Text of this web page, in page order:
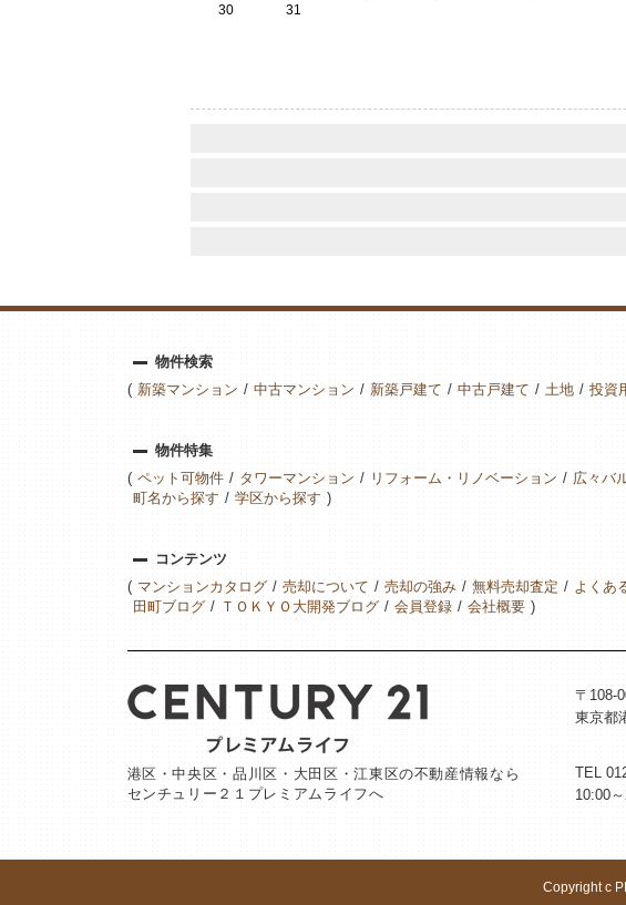
30
31
物件検索
新築マンション
中古マンション 新築戸建て 中古戸建て 土地 投資
物件特集
ペット可物件
タワーマンション リフォーム・リノベーション 広々バ
町名から探す
学区から探す
コンテンツ
マンションカタログ
売却について 売却の強み 無料売却査定 よくあ
田町ブログ
ＴＯＫＹＯ大開発ブログ 会員登録 会社概要
港区・中央区・品川区・大田区・江東区の不動産情報なら
センチュリー２１プレミアムライフへ
〒108-
東京都
TEL
10:00
Copyright c